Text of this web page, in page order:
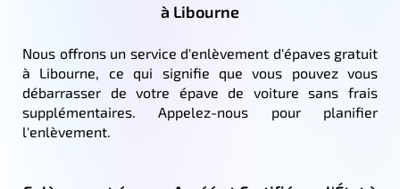
à Libourne
Nous offrons un service d'enlèvement d'épaves gratuit
à Libourne, ce qui signifie que vous pouvez vous
débarrasser de votre épave de voiture sans frais
supplémentaires. Appelez-nous pour planifier
l'enlèvement.